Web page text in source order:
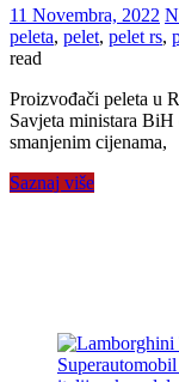
11 Novembra, 2022
peleta, pelet, pelet rs,
read
Proizvođači peleta u
Savjeta ministara
smanjenim cijenama,
Saznaj više